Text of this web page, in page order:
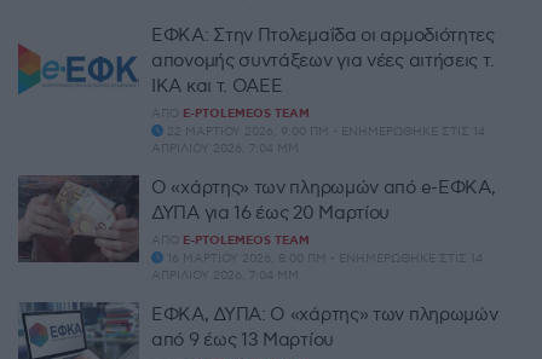
ΕΦΚΑ: Στην Πτολεμαΐδα οι αρμοδιότητες
απονομής συντάξεων για νέες αιτήσεις τ.
ΙΚΑ και τ. ΟΑΕΕ
ΑΠΌ E-PTOLEMEOS TEAM
22 ΜΑΡΤΊΟΥ 2026, 9:00 ΠΜ - ΕΝΗΜΕΡΏΘΗΚΕ ΣΤΙΣ 14
ΑΠΡΙΛΊΟΥ 2026, 7:04 ΜΜ
Ο «χάρτης» των πληρωμών από e-ΕΦΚΑ,
ΔΥΠΑ για 16 έως 20 Μαρτίου
ΑΠΌ E-PTOLEMEOS TEAM
16 ΜΑΡΤΊΟΥ 2026, 8:00 ΠΜ - ΕΝΗΜΕΡΏΘΗΚΕ ΣΤΙΣ 14
ΑΠΡΙΛΊΟΥ 2026, 7:04 ΜΜ
ΕΦΚΑ, ΔΥΠΑ: Ο «χάρτης» των πληρωμών
από 9 έως 13 Μαρτίου